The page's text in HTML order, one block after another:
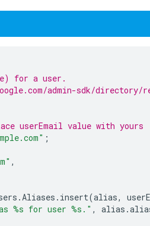
for a user.
admin-sdk/
userEmail value with yours
;
,
.Aliases . insert(alias,
%s for user %s." , alias .